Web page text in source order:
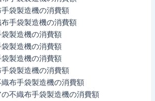
手袋製造機の消費額
布手袋製造機の消費額
袋製造機の消費額
袋製造機の消費額
袋製造機の消費額
手袋製造機の消費額
織布手袋製造機の消費額
の不織布手袋製造機の消費額